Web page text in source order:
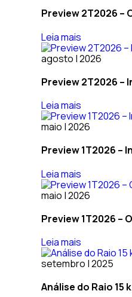
Preview 2T2026 –
Leia mais
agosto | 2026
Preview 2T2026
Leia mais
maio | 2026
Preview 1T2026 –
Leia mais
maio | 2026
Preview 1T2026 –
Leia mais
setembro | 2025
Análise do Raio 15